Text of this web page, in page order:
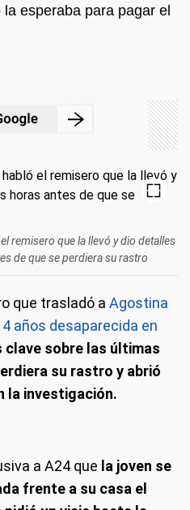
esperaba para pagar el
remisero que la llevó y dio detalles
de que se perdiera su rastro
que trasladó a Agostina
años desaparecida en
clave sobre las últimas
su rastro y abrió
la investigación.
a A24 que la joven se
frente a su casa el